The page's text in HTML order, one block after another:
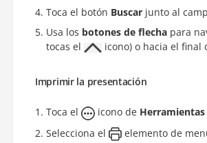
Toca el botón Buscar junto al
Usa los botones de flecha para
tocas el
icono) o hacia el final
Imprimir la presentación
Toca el icono de Herramientas
Selecciona el
elemento de